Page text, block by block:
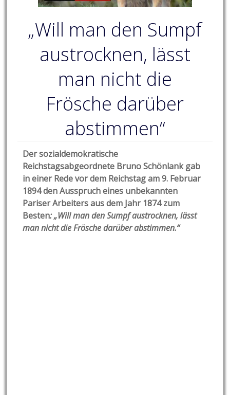
„Will man den Sumpf
austrocknen, lässt
man nicht die
Frösche darüber
abstimmen“
Der sozialdemokratische
Reichstagsabgeordnete Bruno Schönlank gab
in einer Rede vor dem Reichstag am 9. Februar
1894 den Ausspruch eines unbekannten
Pariser Arbeiters aus dem Jahr 1874 zum
Besten: „Will man den Sumpf austrocknen, lässt
man nicht die Frösche darüber abstimmen.“